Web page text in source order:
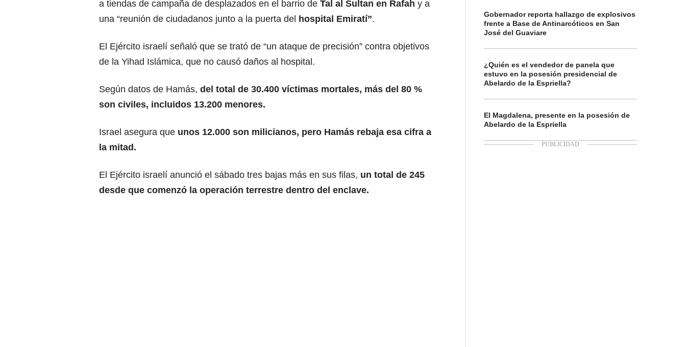
a tiendas de campaña de desplazados en el barrio de Tal al Sultan en Rafah y a
una “reunión de ciudadanos junto a la puerta del hospital Emiratí”.
El Ejército israelí señaló que se trató de “un ataque de precisión” contra objetivos
de la Yihad Islámica, que no causó daños al hospital.
Según datos de Hamás, del total de 30.400 víctimas mortales, más del 80 %
son civiles, incluidos 13.200 menores.
Israel asegura que unos 12.000 son milicianos, pero Hamás rebaja esa cifra a
la mitad.
El Ejército israelí anunció el sábado tres bajas más en sus filas, un total de 245
desde que comenzó la operación terrestre dentro del enclave.
Gobernador reporta hallazgo de explosivos
frente a Base de Antinarcóticos en San
José del Guaviare
¿Quién es el vendedor de panela que
estuvo en la posesión presidencial de
Abelardo de la Espriella?
El Magdalena, presente en la posesión de
Abelardo de la Espriella